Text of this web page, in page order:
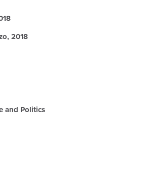
2018
and Politics